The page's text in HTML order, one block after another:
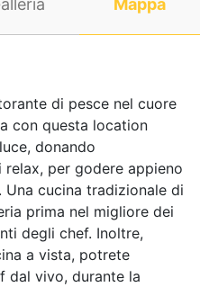
di pesce nel cuore
con questa location
donando
per godere appieno
cucina tradizionale di
prima nel migliore dei
degli chef. Inoltre,
a vista, potrete
dal vivo, durante la